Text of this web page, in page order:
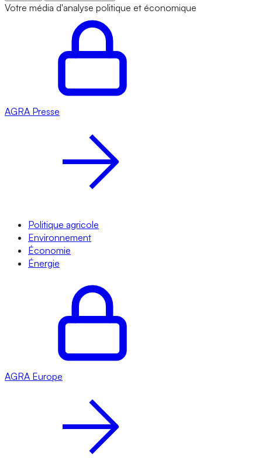
Votre média d'analyse politique et économique
AGRA Presse
Politique agricole
Environnement
Économie
Énergie
AGRA Europe